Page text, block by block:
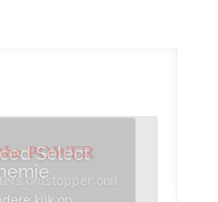
Select
POWER
ontstopper ooit